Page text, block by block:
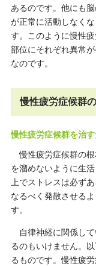
あるのです。他にも
が正常に活動しなく
す。このように慢性
部位にそれぞれ異常
なのです。
慢性疲労症候群
慢性疲労症候群を治
慢性疲労症候群の根
を溜めないように生
上でストレスは必ず
なるべく発散させる
す。
自律神経に関係して
るのもいけません。
るものです。慢性疲